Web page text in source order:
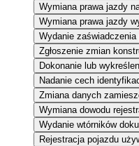
Wymiana prawa jazdy
Wymiana prawa jazdy
Wydanie
Zgłoszenie zmian
Dokonanie lub
Nadanie cech
Zmiana danych
Wymiana dowodu
Wydanie wtórników
Rejestracja pojazdu